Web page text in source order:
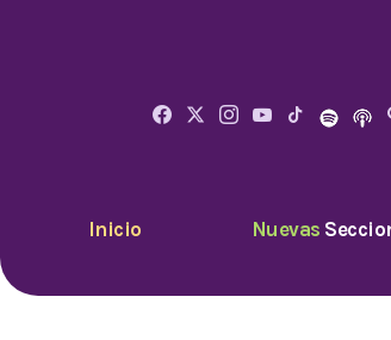
Inicio Nuevas